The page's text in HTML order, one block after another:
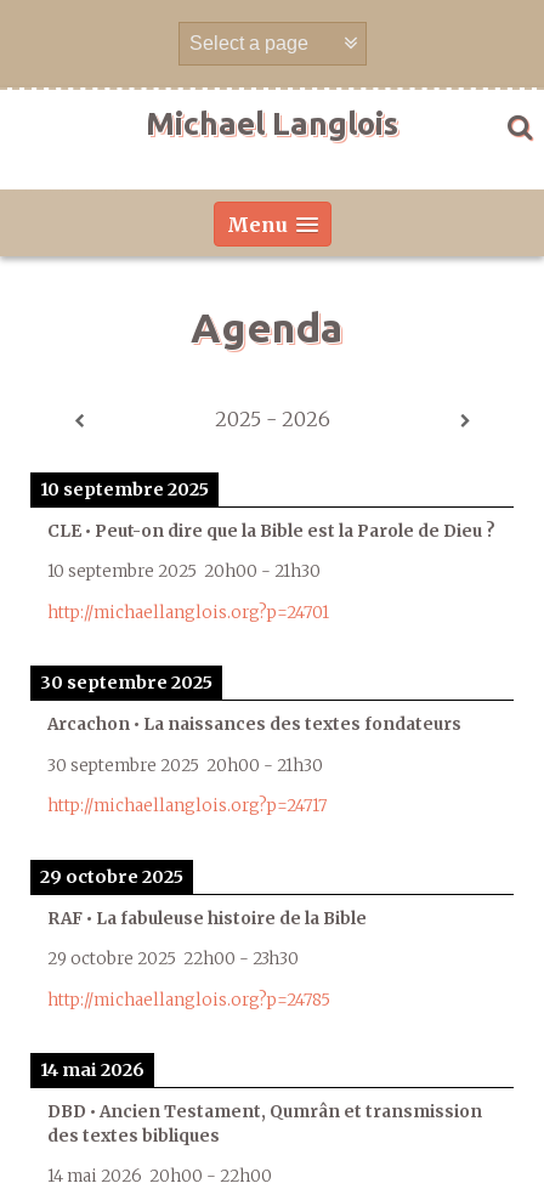
Michael Langlois
Menu
Agenda
2025 - 2026
10 septembre 2025
CLE • Peut-on dire que la Bible est la Parole de Dieu ?
10 septembre 2025 20h00 - 21h30
http://michaellanglois.org?p=24701
30 septembre 2025
Arcachon • La naissances des textes fondateurs
30 septembre 2025 20h00 - 21h30
http://michaellanglois.org?p=24717
29 octobre 2025
RAF • La fabuleuse histoire de la Bible
29 octobre 2025 22h00 - 23h30
http://michaellanglois.org?p=24785
14 mai 2026
DBD • Ancien Testament, Qumrân et transmission
des textes bibliques
14 mai 2026 20h00 - 22h00